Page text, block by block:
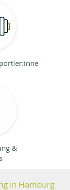
&
in Hamburg